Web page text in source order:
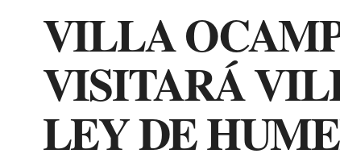
VILLA
VISITARÁ
LEY DE